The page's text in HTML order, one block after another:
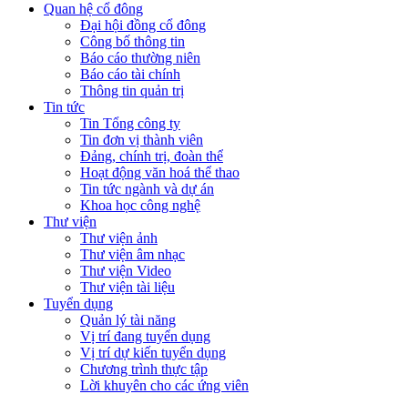
Quan hệ cổ đông
Đại hội đồng cổ đông
Công bố thông tin
Báo cáo thường niên
Báo cáo tài chính
Thông tin quản trị
Tin tức
Tin Tổng công ty
Tin đơn vị thành viên
Đảng, chính trị, đoàn thể
Hoạt động văn hoá thể thao
Tin tức ngành và dự án
Khoa học công nghệ
Thư viện
Thư viện ảnh
Thư viện âm nhạc
Thư viện Video
Thư viện tài liệu
Tuyển dụng
Quản lý tài năng
Vị trí đang tuyển dụng
Vị trí dự kiến tuyển dụng
Chương trình thực tập
Lời khuyên cho các ứng viên